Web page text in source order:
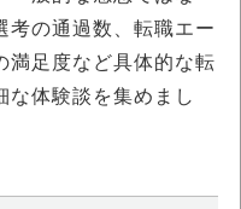
考の通過数、転職エー
満足度など具体的な転
な体験談を集めまし